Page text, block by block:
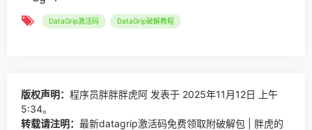
DataGrip激活码 DataGrip破解教程
版权声明： 程序员胖胖胖虎阿 发表于 2025年11月12日 上午
5:34。
转载请注明： 最新datagrip激活码免费领取附破解包 | 胖虎的